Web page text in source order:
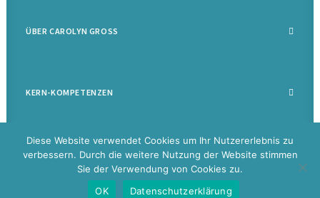
ÜBER CAROLYN GROSS
KERN-KOMPETENZEN
2026 Carolyn Groß |Datenschutz|Impressum|Disclaimer
Diese Website verwendet Cookies um Ihr Nutzererlebnis zu
verbessern. Durch die weitere Nutzung der Website stimmen
Sie der Verwendung von Cookies zu.
OK
Datenschutzerklärung